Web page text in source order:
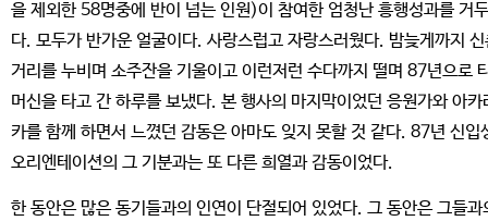
을 제외한 58명중에 반이 넘는 인원)이 참여한 엄청난 흥행성과를 거
다. 모두가 반가운 얼굴이다. 사랑스럽고 자랑스러웠다. 밤늦게까지
거리를 누비며 소주잔을 기울이고 이런저런 수다까지 떨며 87년으로
머신을 타고 간 하루를 보냈다. 본 행사의 마지막이었던 응원가와 아카
카를 함께 하면서 느꼈던 감동은 아마도 잊지 못할 것 같다. 87년 신입
오리엔테이션의 그 기분과는 또 다른 희열과 감동이었다.
한 동안은 많은 동기들과의 인연이 단절되어 있었다. 그 동안은 그들과